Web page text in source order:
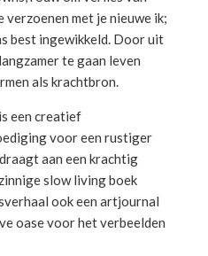
verzoenen met je nieuwe ik;
best ingewikkeld. Door uit
te gaan leven
als krachtbron.
een creatief
voor een rustiger
aan een krachtig
slow living boek
ook een artjournal
oase voor het verbeelden